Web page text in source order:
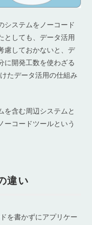
システムをノーコード
としても、データ活用
慮しておかないと、デ
に開発工数を使わざる
たデータ活用の仕組み
を含む周辺システムと
ーコードツールという
違い
を書かずにアプリケー